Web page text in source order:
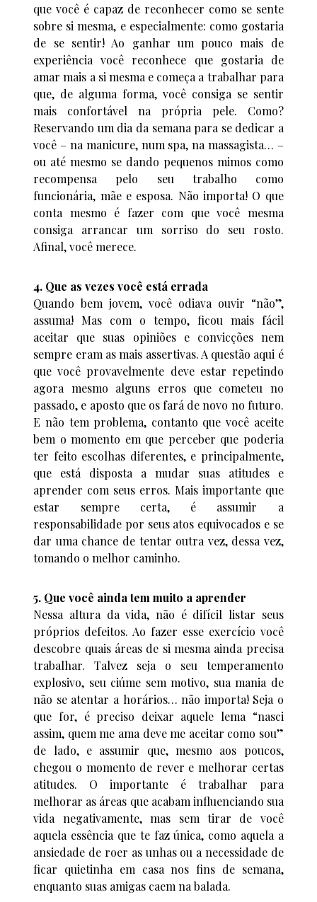
que você é capaz de reconhecer como se sente
sobre si mesma, e especialmente: como gostaria
de se sentir! Ao ganhar um pouco mais de
experiência você reconhece que gostaria de
amar mais a si mesma e começa a trabalhar para
que, de alguma forma, você consiga se sentir
mais confortável na própria pele. Como?
Reservando um dia da semana para se dedicar a
você – na manicure, num spa, na massagista… –
ou até mesmo se dando pequenos mimos como
recompensa pelo seu trabalho como
funcionária, mãe e esposa. Não importa! O que
conta mesmo é fazer com que você mesma
consiga arrancar um sorriso do seu rosto.
Afinal, você merece.
4. Que as vezes você está errada
Quando bem jovem, você odiava ouvir “não”,
assuma! Mas com o tempo, ficou mais fácil
aceitar que suas opiniões e convicções nem
sempre eram as mais assertivas. A questão aqui é
que você provavelmente deve estar repetindo
agora mesmo alguns erros que cometeu no
passado, e aposto que os fará de novo no futuro.
E não tem problema, contanto que você aceite
bem o momento em que perceber que poderia
ter feito escolhas diferentes, e principalmente,
que está disposta a mudar suas atitudes e
aprender com seus erros. Mais importante que
estar sempre certa, é assumir a
responsabilidade por seus atos equivocados e se
dar uma chance de tentar outra vez, dessa vez,
tomando o melhor caminho.
5. Que você ainda tem muito a aprender
Nessa altura da vida, não é difícil listar seus
próprios defeitos. Ao fazer esse exercício você
descobre quais áreas de si mesma ainda precisa
trabalhar. Talvez seja o seu temperamento
explosivo, seu ciúme sem motivo, sua mania de
não se atentar a horários… não importa! Seja o
que for, é preciso deixar aquele lema “nasci
assim, quem me ama deve me aceitar como sou”
de lado, e assumir que, mesmo aos poucos,
chegou o momento de rever e melhorar certas
atitudes. O importante é trabalhar para
melhorar as áreas que acabam influenciando sua
vida negativamente, mas sem tirar de você
aquela essência que te faz única, como aquela a
ansiedade de roer as unhas ou a necessidade de
ficar quietinha em casa nos fins de semana,
enquanto suas amigas caem na balada.